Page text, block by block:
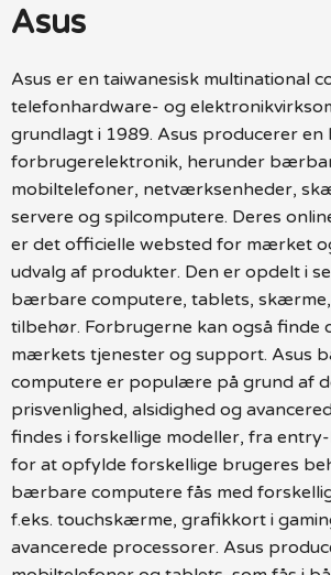
Asus
Asus er en taiwanesisk multinational
telefonhardware- og
grundlagt i 1989. Asus producerer en
forbrugerelektronik, herunder
mobiltelefoner, netværksenheder,
servere og spilcomputere. Deres
er det officielle websted for mærket
udvalg af produkter. Den er opdelt i
bærbare computere, tablets, skærme,
tilbehør. Forbrugerne kan også finde
mærkets tjenester og support. Asus
computere er populære på grund af
prisvenlighed, alsidighed og
findes i forskellige modeller, fra
for at opfylde forskellige brugeres
bærbare computere fås med
f.eks. touchskærme, grafikkort i
avancerede processorer. Asus